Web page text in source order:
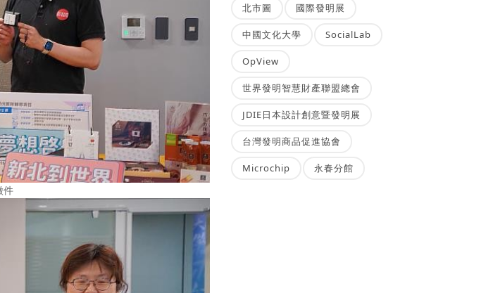
件
北市圖 國際發明展
中國文化大學 SocialLab
OpView
世界發明智慧財產聯盟總會
JDIE日本設計創意暨發明展
台灣發明商品促進協會
Microchip 永春分館